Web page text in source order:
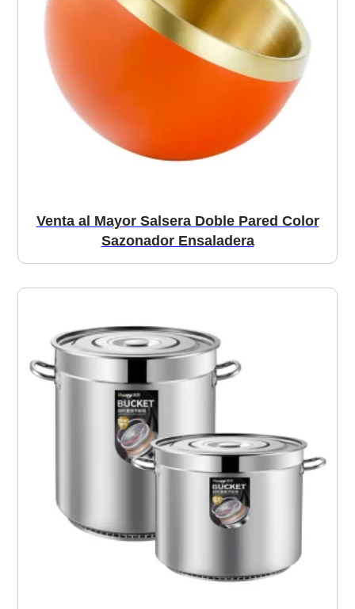
Venta al Mayor Salsera Doble Pared Color
Sazonador Ensaladera